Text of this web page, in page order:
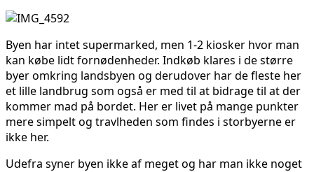
Byen har intet supermarked, men 1-2 kiosker hvor man
kan købe lidt fornødenheder. Indkøb klares i de større
byer omkring landsbyen og derudover har de fleste her
et lille landbrug som også er med til at bidrage til at der
kommer mad på bordet. Her er livet på mange punkter
mere simpelt og travlheden som findes i storbyerne er
ikke her.
Udefra syner byen ikke af meget og har man ikke noget